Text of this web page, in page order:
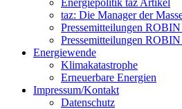
Energiepolitik taz Artikel
taz: Die Manager der
Pressemitteilungen
Pressemitteilungen
Energiewende
Klimakatastrophe
Erneuerbare Energien
Impressum/Kontakt
Datenschutz